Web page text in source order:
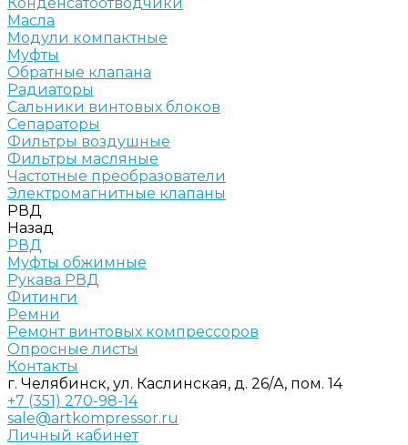
Масла
Модули компактные
Муфты
Обратные клапана
Радиаторы
Сальники винтовых блоков
Сепараторы
Фильтры воздушные
Фильтры масляные
Частотные преобразователи
Электромагнитные клапаны
РВД
Назад
РВД
Муфты обжимные
Рукава РВД
Фитинги
Ремни
Ремонт винтовых компрессоров
Опросные листы
Контакты
г. Челябинск, ул. Каслинская, д. 26/А, пом. 14
+7 (351) 270-98-14
sale@artkompressor.ru
Личный кабинет